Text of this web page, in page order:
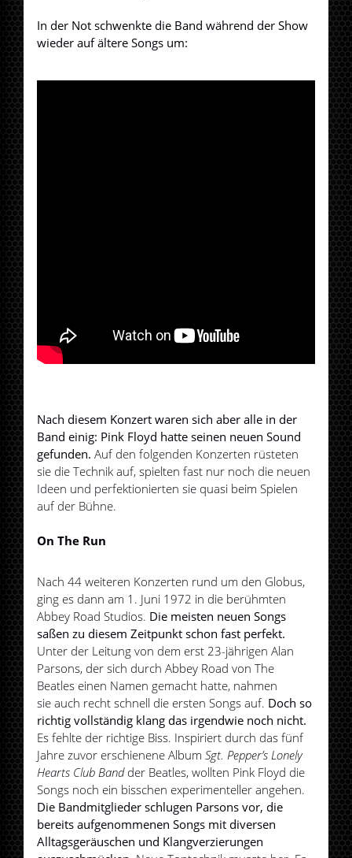
In der Not schwenkte die Band während der Show
wieder auf ältere Songs um:
Nach diesem Konzert waren sich aber alle in der
Band einig: Pink Floyd hatte seinen neuen Sound
gefunden. Auf den folgenden Konzerten rüsteten
sie die Technik auf, spielten fast nur noch die neuen
Ideen und perfektionierten sie quasi beim Spielen
auf der Bühne.
On The Run
Nach 44 weiteren Konzerten rund um den Globus,
ging es dann am 1. Juni 1972 in die berühmten
Abbey Road Studios. Die meisten neuen Songs
saßen zu diesem Zeitpunkt schon fast perfekt.
Unter der Leitung von dem erst 23-jährigen Alan
Parsons, der sich durch Abbey Road von The
Beatles einen Namen gemacht hatte, nahmen
sie auch recht schnell die ersten Songs auf. Doch so
richtig vollständig klang das irgendwie noch nicht.
Es fehlte der richtige Biss. Inspiriert durch das fünf
Jahre zuvor erschienene AlbumSgt. Pepper’s Lonely
Hearts Club Bandder Beatles, wollten Pink Floyd die
Songs noch ein bisschen experimenteller angehen.
Die Bandmitglieder schlugen Parsons vor, die
bereits aufgenommenen Songs mit diversen
Alltagsgeräuschen und Klangverzierungen